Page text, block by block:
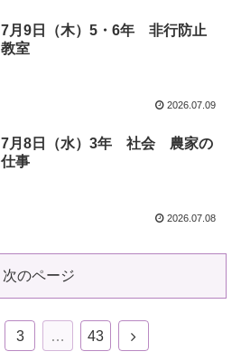
7月9日（木）5・6年 非行防止
教室
2026.07.09
7月8日（水）3年 社会 農家の
仕事
2026.07.08
次のページ
3 … 43